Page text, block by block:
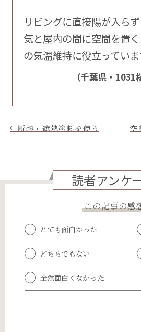
リビングに直接陽が入ら
気と屋内の間に空間を置
の気温維持に役立っていま
（千葉県・1031
断熱・遮熱塗料を使う 空
読者アンケ
この記事の感
とても面白かった
どちらでもない
全然面白くなかった